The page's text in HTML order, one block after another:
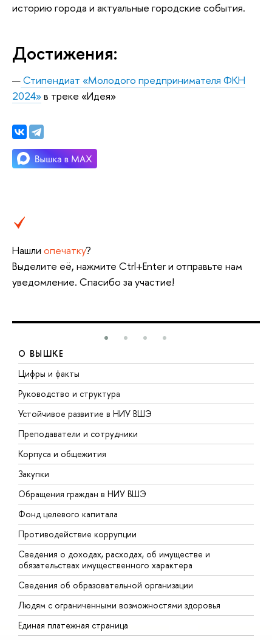
историю города и актуальные городские события.
Достижения:
—Стипендиат «Молодого предпринимателя ФКН
2024»в треке «Идея»
Нашли опечатку?
Выделите её, нажмите Ctrl+Enter и отправьте нам
уведомление. Спасибо за участие!
О ВЫШКЕ
Цифры и факты
Руководство и структура
Устойчивое развитие в НИУ ВШЭ
Преподаватели и сотрудники
Корпуса и общежития
Закупки
Обращения граждан в НИУ ВШЭ
Фонд целевого капитала
Противодействие коррупции
Сведения о доходах, расходах, об имуществе и
обязательствах имущественного характера
Сведения об образовательной организации
Людям с ограниченными возможностями здоровья
Единая платежная страница